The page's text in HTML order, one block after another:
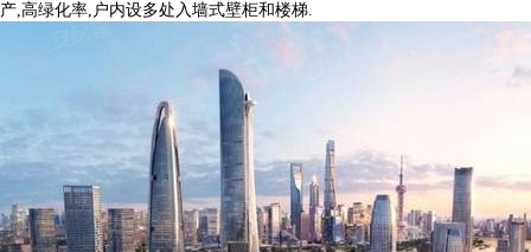
产,高绿化率,户内设多处入墙式壁柜和楼梯.